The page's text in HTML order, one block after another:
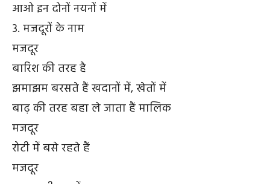
आओ इन दोनों नयनों में
3. मजदूरों के नाम
मजदूर
बारिश की तरह है
झमाझम बरसते हैं खदानों में, खेतों में
बाढ़ की तरह बहा ले जाता हैं मालिक
मजदूर
रोटी में बसे रहते हैं
मजदूर